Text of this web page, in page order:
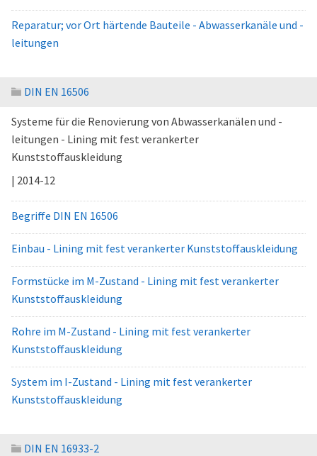
Reparatur; vor Ort härtende Bauteile - Abwasserkanäle und -
leitungen
DIN EN 16506
Systeme für die Renovierung von Abwasserkanälen und -
leitungen - Lining mit fest verankerter
Kunststoffauskleidung
| 2014-12
Begriffe DIN EN 16506
Einbau - Lining mit fest verankerter Kunststoffauskleidung
Formstücke im M-Zustand - Lining mit fest verankerter
Kunststoffauskleidung
Rohre im M-Zustand - Lining mit fest verankerter
Kunststoffauskleidung
System im I-Zustand - Lining mit fest verankerter
Kunststoffauskleidung
DIN EN 16933-2